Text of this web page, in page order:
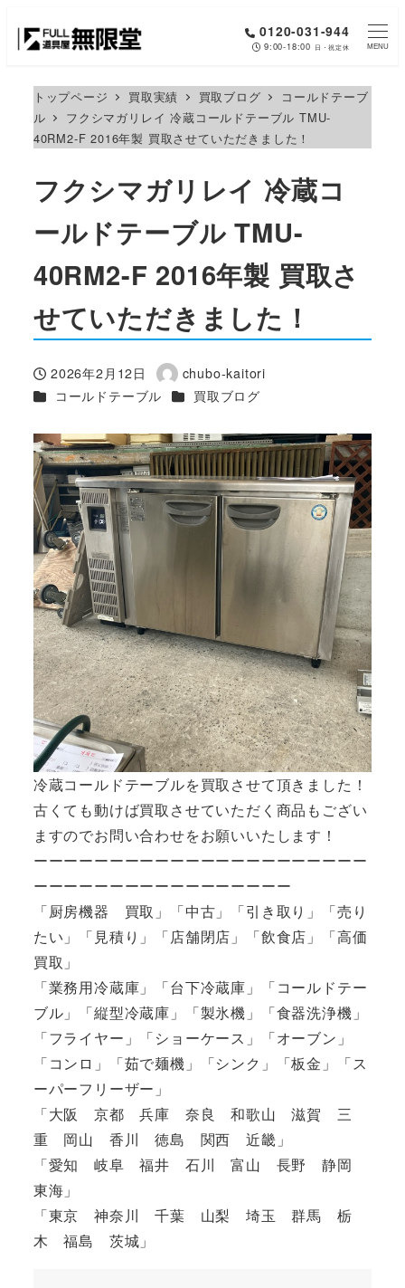
0120-031-944
9:00-18:00 日・祝定休 MENU
トップページ 買取実績 買取ブログ
コールドテーブ
ル
フクシマガリレイ 冷蔵コールドテーブル TMU-
40RM2-F 2016年製 買取させていただきました！
フクシマガリレイ 冷蔵コ
ールドテーブル TMU-
40RM2-F 2016年製 買取さ
せていただきました！
投稿日
2026年2月12日
著
者
chubo-kaitori
カテゴリー
コールドテーブル カテゴリー
買取ブログ
冷蔵コールドテーブルを買取させて頂きました！
古くても動けば買取させていただく商品もござい
ますのでお問い合わせをお願いいたします！
ーーーーーーーーーーーーーーーーーーーーーー
ーーーーーーーーーーーーーーーーー
「厨房機器 買取」「中古」「引き取り」「売り
たい」「見積り」「店舗閉店」「飲食店」「高価
買取」
「業務用冷蔵庫」「台下冷蔵庫」「コールドテー
ブル」「縦型冷蔵庫」「製氷機」「食器洗浄機」
「フライヤー」「ショーケース」「オーブン」
「コンロ」「茹で麺機」「シンク」「板金」「ス
ーパーフリーザー」
「大阪 京都 兵庫 奈良 和歌山 滋賀 三
重 岡山 香川 徳島 関西 近畿」
「愛知 岐阜 福井 石川 富山 長野 静岡
東海」
「東京 神奈川 千葉 山梨 埼玉 群馬 栃
木 福島 茨城」